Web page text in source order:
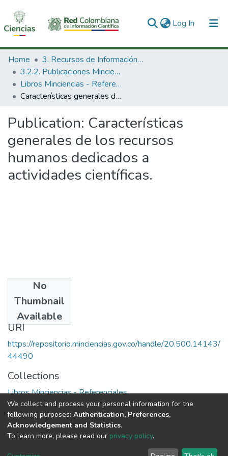
Log In (current)
Communities & Collections
All of DSpace
Statistics
Home
3. Recursos de Información Científica y Tecnológica
3.2.2. Publicaciones Minciencias
Libros Minciencias - Referenciales
Características generales de los recursos humanos dedicados a actividades científicas.
Publication: Características
generales de los recursos
humanos dedicados a
actividades científicas.
No
Thumbnail
Available
Publisher
Colciencias
URI
https://repositorio.minciencias.gov.co/handle/20.500.14143/
44490
Collections
Libros Minciencias - Referenciales
Full item page
DSpace software copyright © 2002-2026
Cookie End User Send
We collect and process your personal information for the
following purposes: Authentication, Preferences,
Acknowledgement and Statistics.
To learn more, please read our privacy policy.